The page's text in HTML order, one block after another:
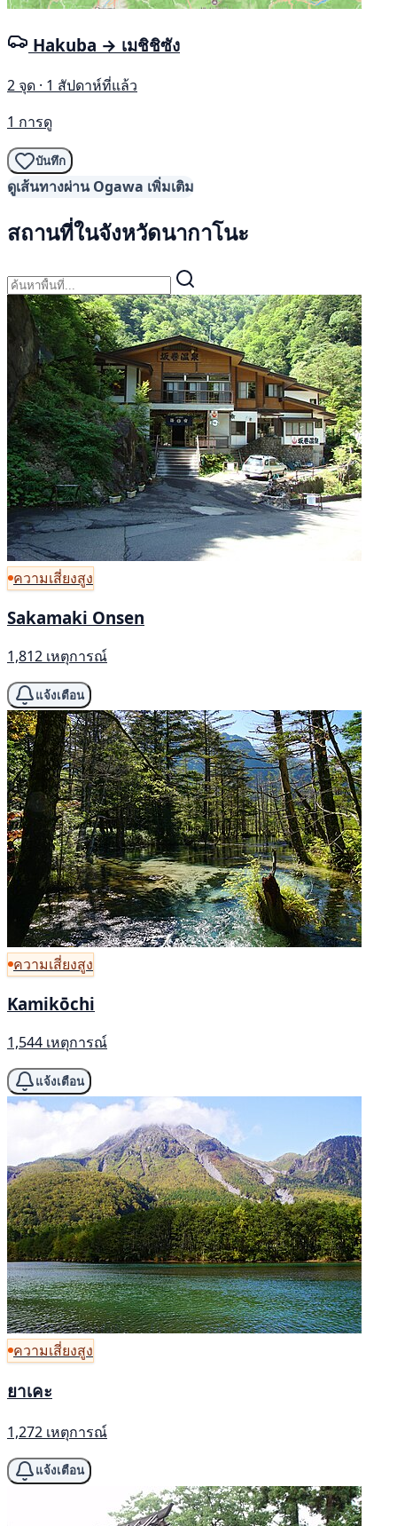
Hakuba → เมชิชิซัง
2 จุด · 1 สัปดาห์ที่แล้ว
1 การดู
บันทึก
ดูเส้นทางผ่าน Ogawa เพิ่มเติม
สถานที่ในจังหวัดนากาโนะ
ความเสี่ยงสูง
Sakamaki Onsen
1,812 เหตุการณ์
แจ้งเตือน
ความเสี่ยงสูง
Kamikōchi
1,544 เหตุการณ์
แจ้งเตือน
ความเสี่ยงสูง
ยาเคะ
1,272 เหตุการณ์
แจ้งเตือน